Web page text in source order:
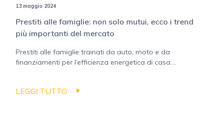
13 maggio 2024
Prestiti alle famiglie: non solo mutui, ecco i trend
più importanti del mercato
Prestiti alle famiglie trainati da auto, moto e da
finanziamenti per l’efficienza energetica di casa....
LEGGI TUTTO